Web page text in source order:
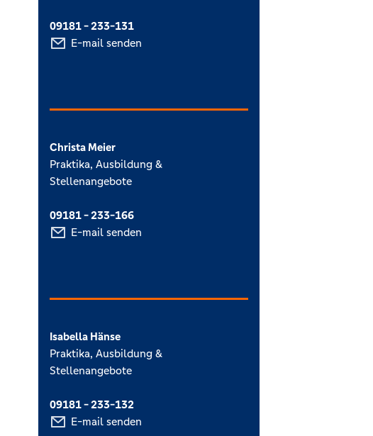
09181 - 233-131
E-mail senden
Christa Meier
Praktika, Ausbildung &
Stellenangebote
09181 - 233-166
E-mail senden
Isabella Hänse
Praktika, Ausbildung &
Stellenangebote
09181 - 233-132
E-mail senden